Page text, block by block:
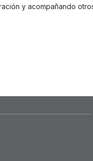
y acompañando